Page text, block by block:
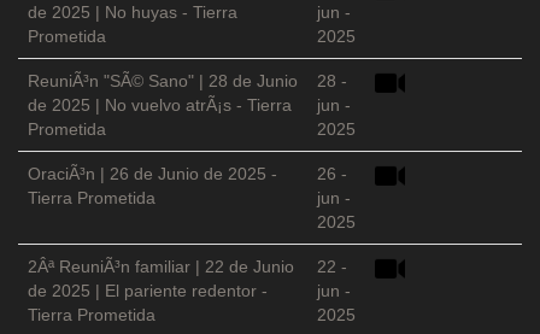
de 2025 | No huyas - Tierra
Prometida
jun -
2025
ReuniÃ³n "SÃ© Sano" | 28 de Junio
de 2025 | No vuelvo atrÃ¡s - Tierra
Prometida
28 -
jun -
2025
OraciÃ³n | 26 de Junio de 2025 -
Tierra Prometida
26 -
jun -
2025
2Âª ReuniÃ³n familiar | 22 de Junio
de 2025 | El pariente redentor -
Tierra Prometida
22 -
jun -
2025